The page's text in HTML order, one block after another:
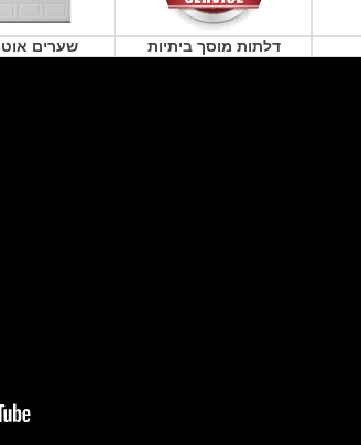
דלתות מוסך ביתיות שערים